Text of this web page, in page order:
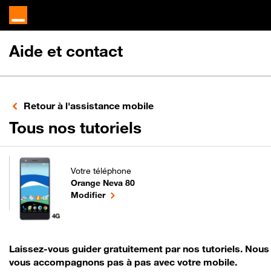
Aide et contact
Retour à l'assistance mobile
Tous nos tutorielspour votre
Laissez-vous guider gratuitement par nos tutoriels. Nous
vous accompagnons pas à pas avec votre mobile.
Votre téléphone
Orange Neva 80
pour votre Orange Neva 80 ou
Modifierle téléphone sélectionné